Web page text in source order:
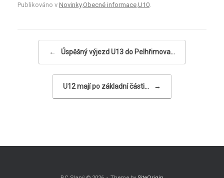
Publikováno v Novinky, Obecné informace U10
← Úspěšný výjezd U13 do Pelhřimova…
U12 mají po základní části… →